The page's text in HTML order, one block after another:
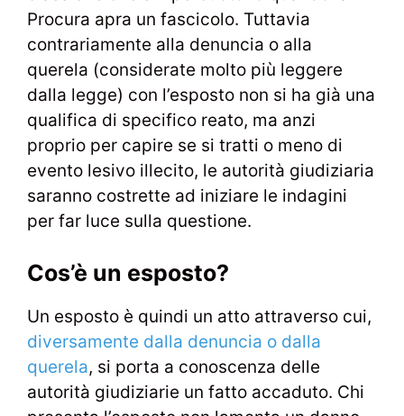
Procura apra un fascicolo. Tuttavia
contrariamente alla denuncia o alla
querela (considerate molto più leggere
dalla legge) con l’esposto non si ha già una
qualifica di specifico reato, ma anzi
proprio per capire se si tratti o meno di
evento lesivo illecito, le autorità giudiziaria
saranno costrette ad iniziare le indagini
per far luce sulla questione.
Cos’è un esposto?
Un esposto è quindi un atto attraverso cui,
diversamente dalla denuncia o dalla
querela, si porta a conoscenza delle
autorità giudiziarie un fatto accaduto. Chi